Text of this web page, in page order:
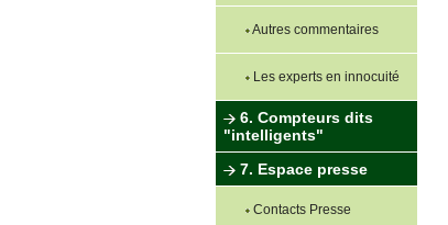
Autres commentaires
Les experts en innocuité
6. Compteurs dits
"intelligents"
7. Espace presse
Contacts Presse